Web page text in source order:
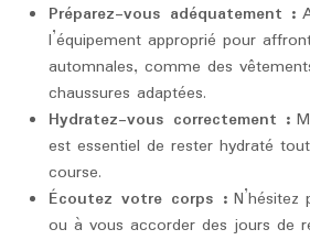
Préparez-vous adéquatement :
l’équipement approprié pour
automnales, comme des
chaussures adaptées.
Hydratez-vous correctement :
est essentiel de rester hydraté
course.
Écoutez votre corps :
ou à vous accorder des jours de